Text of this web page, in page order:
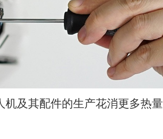
及其配件的生产花消更多热量